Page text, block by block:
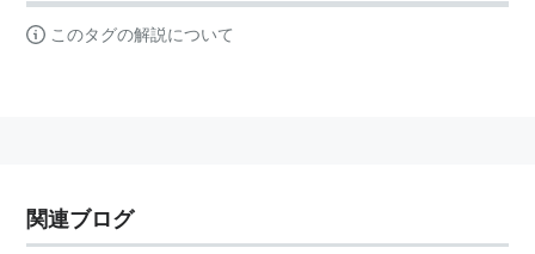
このタグの解説について
関連ブログ